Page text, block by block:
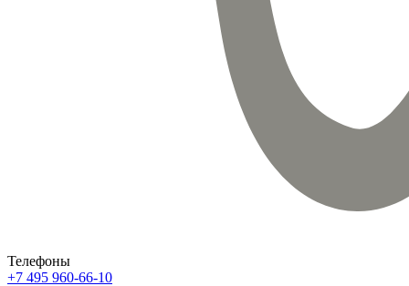
Телефоны
+7 495 960-66-10